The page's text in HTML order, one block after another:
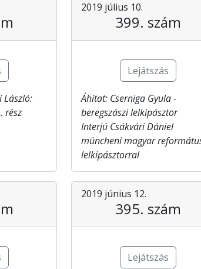
László:
rész
2019 július 10.
399. szám
Lejátszás
Áhítat: Cserniga Gyula -
beregszászi lelkipásztor
Interjú Csákvári Dániel​
müncheni magyar
lelkipásztorral
2019 június 12.
395. szám
Lejátszás